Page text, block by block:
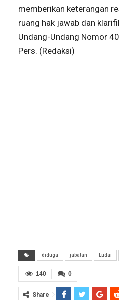
memberikan keterangan
ruang hak jawab dan
Undang-Undang Nomor
Pers. (Redaksi)
diduga jabatan Ludai
0
140
Share